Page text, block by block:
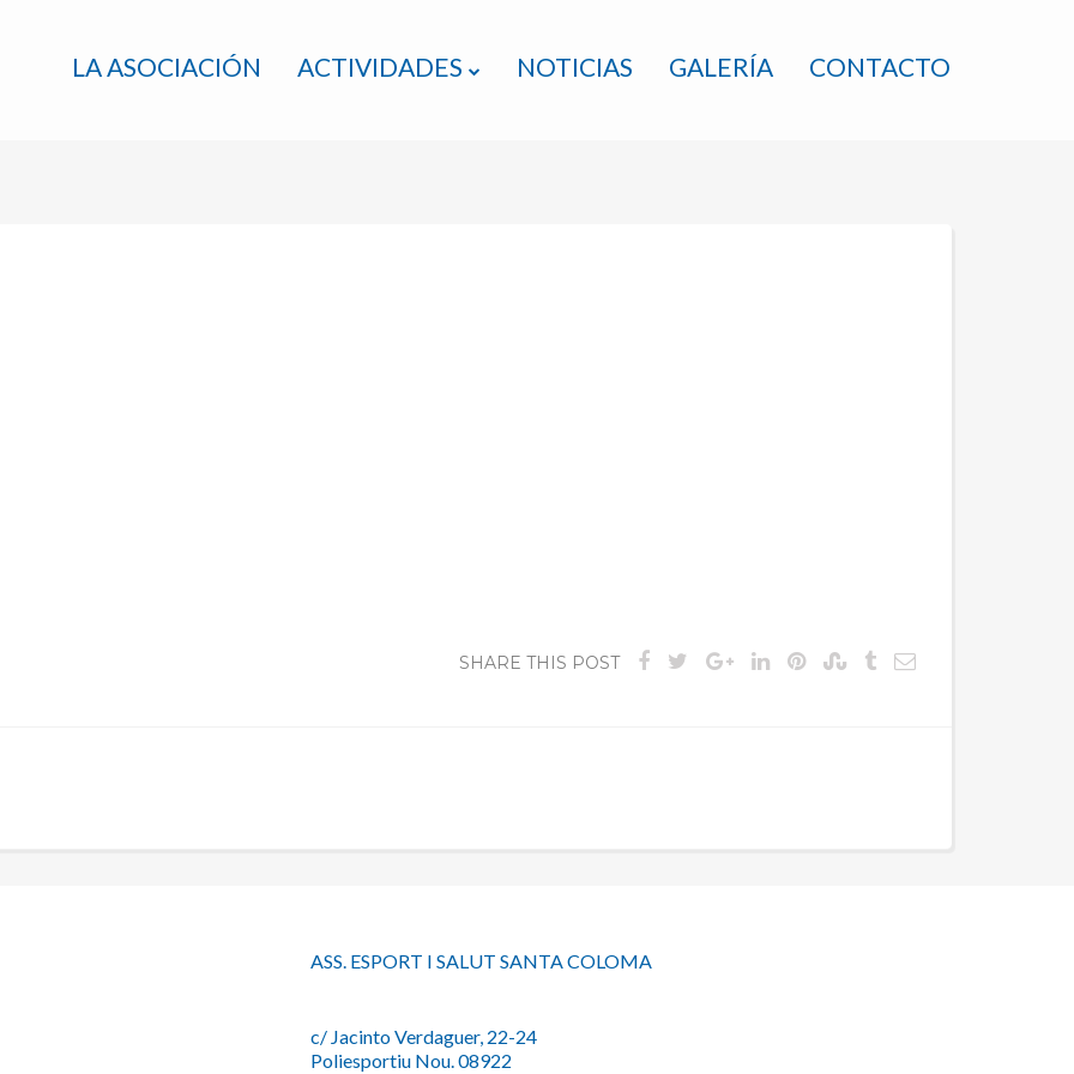
LA ASOCIACIÓN ACTIVIDADES NOTICIAS GALERÍA CONTACTO
SHARE THIS POST
ASS. ESPORT I SALUT SANTA COLOMA
c/ Jacinto Verdaguer, 22-24
Poliesportiu Nou. 08922